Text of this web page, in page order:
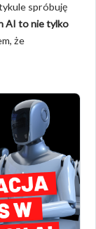
spróbuję
AI to nie tylko
że